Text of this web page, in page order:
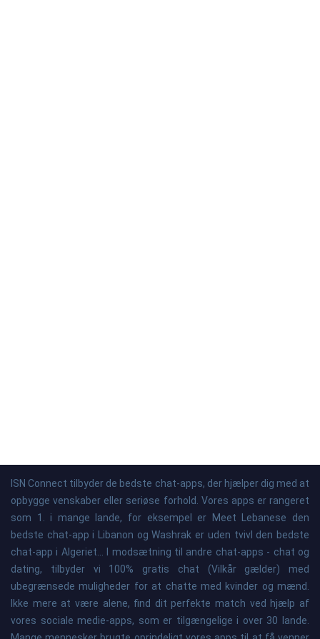
ISN Connect tilbyder de bedste chat-apps, der hjælper dig med at
opbygge venskaber eller seriøse forhold. Vores apps er rangeret
som 1. i mange lande, for eksempel er Meet Lebanese den
bedste chat-app i Libanon og Washrak er uden tvivl den bedste
chat-app i Algeriet... I modsætning til andre chat-apps - chat og
dating, tilbyder vi 100% gratis chat (Vilkår gælder) med
ubegrænsede muligheder for at chatte med kvinder og mænd.
Ikke mere at være alene, find dit perfekte match ved hjælp af
vores sociale medie-apps, som er tilgængelige i over 30 lande.